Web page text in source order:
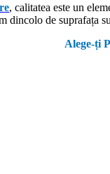
, calitatea este un
dincolo de suprafața
Alege-ți